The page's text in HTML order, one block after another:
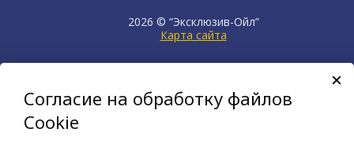
2026 © “Эксклюзив-Ойл”
Карта сайта
продвижение сайта НЕТКАМ
создан на платформе
KORZILLA
Согласие на обработку файлов
Cookie